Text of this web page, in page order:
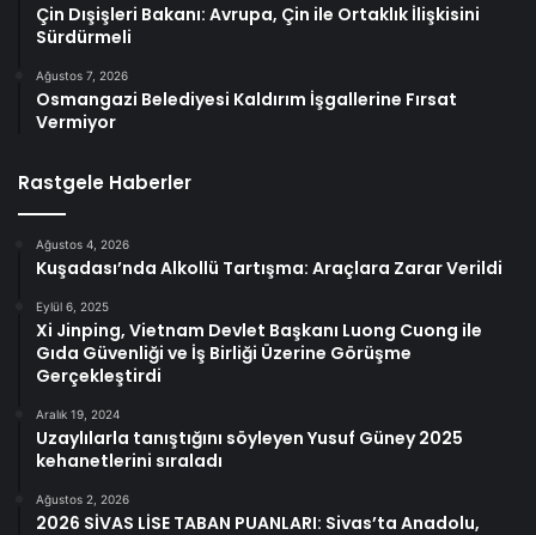
Çin Dışişleri Bakanı: Avrupa, Çin ile Ortaklık İlişkisini
Sürdürmeli
Ağustos 7, 2026
Osmangazi Belediyesi Kaldırım İşgallerine Fırsat
Vermiyor
Rastgele Haberler
Ağustos 4, 2026
Kuşadası’nda Alkollü Tartışma: Araçlara Zarar Verildi
Eylül 6, 2025
Xi Jinping, Vietnam Devlet Başkanı Luong Cuong ile
Gıda Güvenliği ve İş Birliği Üzerine Görüşme
Gerçekleştirdi
Aralık 19, 2024
Uzaylılarla tanıştığını söyleyen Yusuf Güney 2025
kehanetlerini sıraladı
Ağustos 2, 2026
2026 SİVAS LİSE TABAN PUANLARI: Sivas’ta Anadolu,